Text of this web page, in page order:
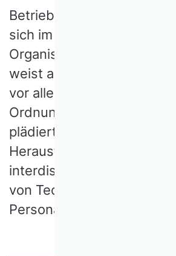
Betriebliche
sich im Zusammenspiel
Organisation und Mensch.
weist auf die
vor allem in den
Ordnungsmustern zu
plädiert in Anbetracht
Herausforderungen für eine
interdisziplinäre
von Technologie-,
Personalentwicklung.